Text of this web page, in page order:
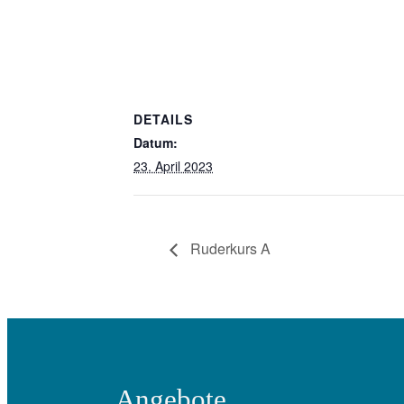
DETAILS
Datum:
23. April 2023
Ruderkurs A